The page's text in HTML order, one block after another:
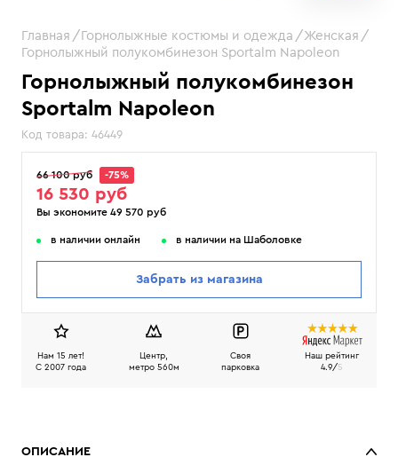
Горнолыжный полукомбинезон
Sportalm Napoleon
Код товара: 46449
Главная Горнолыжные костюмы и одежда
Женская
Горнолыжный полукомбинезон Sportalm Napoleon
66 100 руб -75%
16 530 руб
Вы экономите 49 570 руб
в наличии онлайн в наличии на Шаболовке
Забрать из магазина
Нам 15 лет!
C 2007 года
Центр,
метро 560м
Своя
парковка
Наш рейтинг
4.9/5
ОПИСАНИЕ